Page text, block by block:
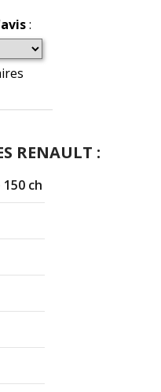
:
RENAULT :
ch